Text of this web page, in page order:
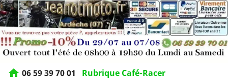
home 06 59 39 70 01 Rubrique Café-Racer